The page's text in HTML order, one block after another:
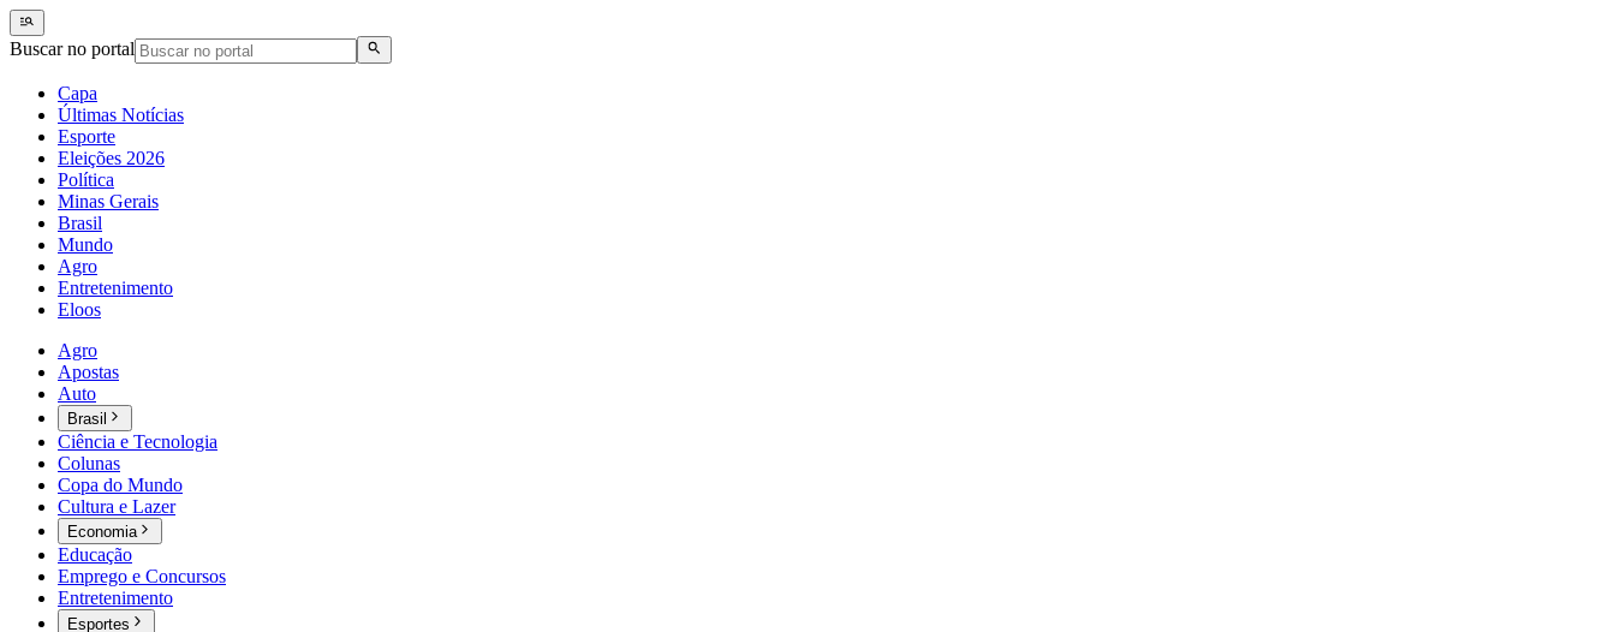
Buscar no portal
Capa
Últimas Notícias
Esporte
Eleições 2026
Política
Minas Gerais
Brasil
Mundo
Agro
Entretenimento
Eloos
Agro
Apostas
Auto
Brasil
Ciência e Tecnologia
Colunas
Copa do Mundo
Cultura e Lazer
Economia
Educação
Emprego e Concursos
Entretenimento
Esportes